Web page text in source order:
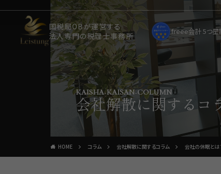
国税局OBが運営する
法人専門の税理士事務所
freee会計 5つ星
KAISHA-KAISAN-COLUMN
会社解散に関するコ
HOME コラム 会社解散に関するコラム 会社の休眠とは